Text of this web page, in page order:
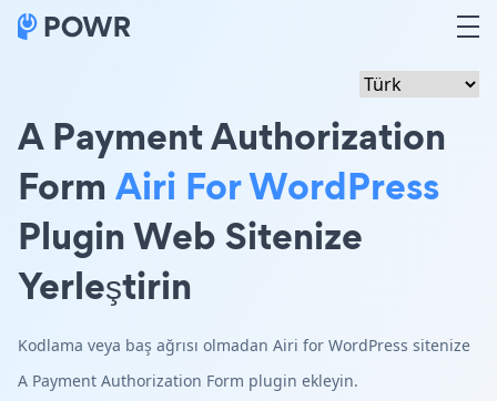
A Payment Authorization
Form Airi For WordPress
Plugin Web Sitenize
Yerleştirin
Kodlama veya baş ağrısı olmadan Airi for WordPress sitenize
A Payment Authorization Form plugin ekleyin.